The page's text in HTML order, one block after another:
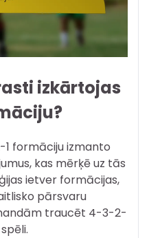
izkārtojas
formāciju izmanto
kas mērķē uz tās
ietver formācijas,
pārsvaru
traucēt 4-3-2-